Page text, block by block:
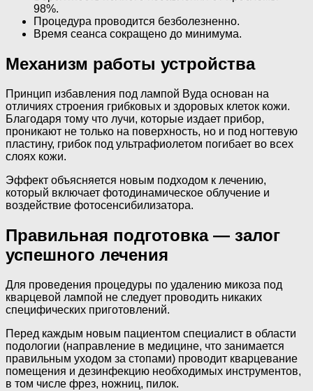
98%.
Процедура проводится безболезненно.
Время сеанса сокращено до минимума.
Механизм работы устройства
Принцип избавления под лампой Вуда основан на
отличиях строения грибковых и здоровых клеток кожи.
Благодаря тому что лучи, которые издает прибор,
проникают не только на поверхность, но и под ногтевую
пластину, грибок под ультрафиолетом погибает во всех
слоях кожи.
Эффект объясняется новым подходом к лечению,
который включает фотодинамическое облучение и
воздействие фотосенсибилизатора.
Правильная подготовка — залог
успешного лечения
Для проведения процедуры по удалению микоза под
кварцевой лампой не следует проводить никаких
специфических приготовлений.
Перед каждым новым пациентом специалист в области
подологии (направление в медицине, что занимается
правильным уходом за стопами) проводит кварцевание
помещения и дезинфекцию необходимых инструментов,
в том числе фрез, ножниц, пилок.